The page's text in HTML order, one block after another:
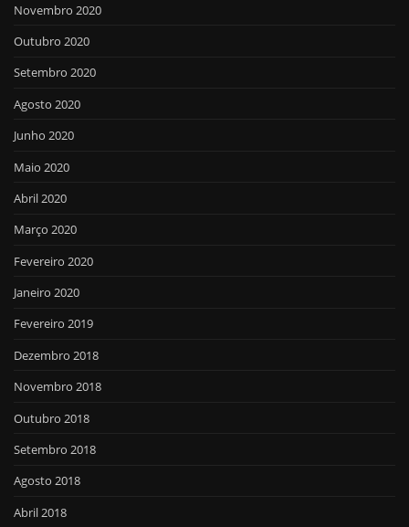
Novembro 2020
Outubro 2020
Setembro 2020
Agosto 2020
Junho 2020
Maio 2020
Abril 2020
Março 2020
Fevereiro 2020
Janeiro 2020
Fevereiro 2019
Dezembro 2018
Novembro 2018
Outubro 2018
Setembro 2018
Agosto 2018
Abril 2018